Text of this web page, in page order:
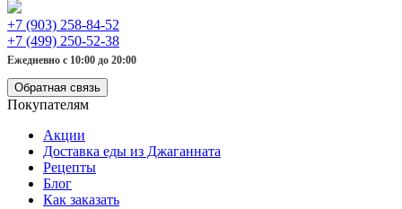
+7 (903) 258-84-52
+7 (499) 250-52-38
Ежедневно с 10:00 до 20:00
Обратная связь
Покупателям
Акции
Доставка еды из Джаганната
Рецепты
Блог
Как заказать